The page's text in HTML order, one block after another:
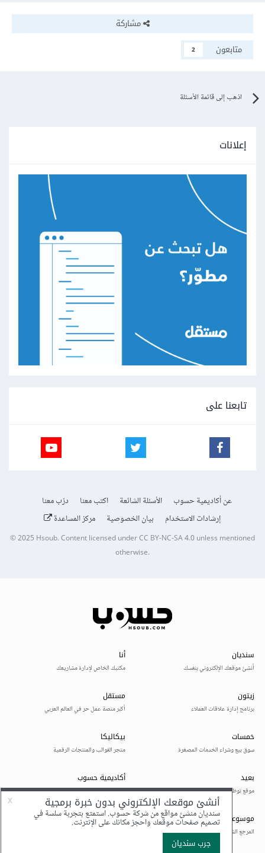
مشاركة
متابعون
2
اذهب إلى قائمة الأسئلة
إعلانات
تابعنا على
عن أكاديمية حسوب الأسئلة الشائعة اكتب معنا
درّب معنا
إرشادات الاستخدام
بيان الخصوصية مركز المساعدة
© 2025Hsoub.Content licensed underCC BY-NC-SA 4.0unless mentioned
otherwise.